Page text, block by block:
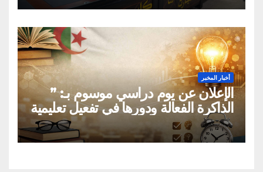
أخبار المخبر
الإعلان عن يوم دراسي موسوم بـ: ”
الذاكرة الفعالة ودورها في تفعيل تعليمية
القراءة السريعة والقراءة التصويرية”